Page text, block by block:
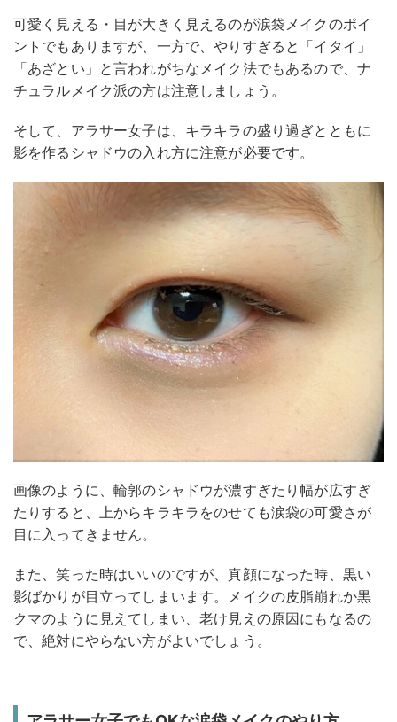
可愛く見える・目が大きく見えるのが涙袋メイクのポイ
ントでもありますが、一方で、やりすぎると「イタイ」
「あざとい」と言われがちなメイク法でもあるので、ナ
チュラルメイク派の方は注意しましょう。
そして、アラサー女子は、キラキラの盛り過ぎとともに
影を作るシャドウの入れ方に注意が必要です。
画像のように、輪郭のシャドウが濃すぎたり幅が広すぎ
たりすると、上からキラキラをのせても涙袋の可愛さが
目に入ってきません。
また、笑った時はいいのですが、真顔になった時、黒い
影ばかりが目立ってしまいます。メイクの皮脂崩れか黒
クマのように見えてしまい、老け見えの原因にもなるの
で、絶対にやらない方がよいでしょう。